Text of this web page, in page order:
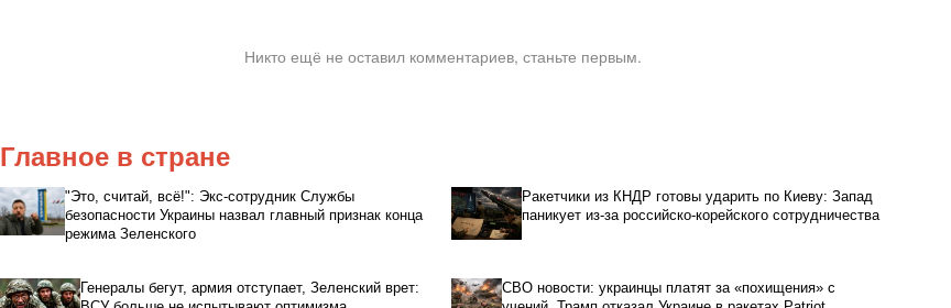
Никто ещё не оставил комментариев, станьте первым.
Главное в стране
"Это, считай, всё!": Экс-сотрудник Службы
безопасности Украины назвал главный признак конца
режима Зеленского
Ракетчики из КНДР готовы ударить по Киеву: Запад
паникует из-за российско-корейского сотрудничества
Генералы бегут, армия отступает, Зеленский врет:
СВО новости: украинцы платят за «похищения» с